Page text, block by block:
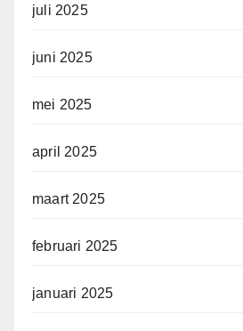
juli 2025
juni 2025
mei 2025
april 2025
maart 2025
februari 2025
januari 2025